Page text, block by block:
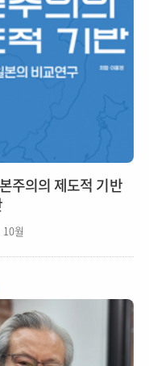
주의의 제도적 기반
월